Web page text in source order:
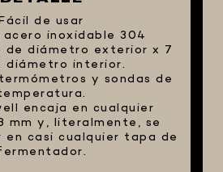
Y ESPECIAS
PIZZA
de usar
acero inoxidable 304
de diámetro exterior x 7
diámetro interior.
y sondas de
encaja en cualquier
mm y, literalmente, se
en casi cualquier tapa de